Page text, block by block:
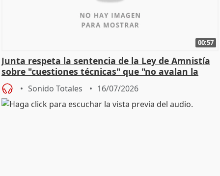
00:57
Junta respeta la sentencia de la Ley de Amnistía
sobre "cuestiones técnicas" que "no avalan la
const
Sonido Totales 16/07/2026